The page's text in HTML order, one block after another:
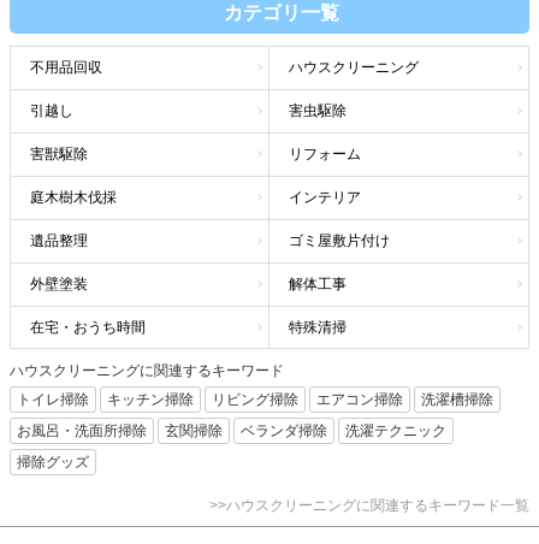
カテゴリ一覧
不用品回収 ハウスクリーニング
引越し 害虫駆除
害獣駆除 リフォーム
庭木樹木伐採 インテリア
遺品整理 ゴミ屋敷片付け
外壁塗装 解体工事
在宅・おうち時間 特殊清掃
ハウスクリーニングに関連するキーワード
トイレ掃除
キッチン掃除 リビング掃除 エアコン掃除
洗濯槽掃除
お風呂・洗面所掃除
玄関掃除 ベランダ掃除
洗濯テクニック
掃除グッズ
>>ハウスクリーニングに関連するキーワード一覧